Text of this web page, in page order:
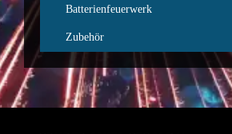
Batterienfeuerwerk
Zubehör